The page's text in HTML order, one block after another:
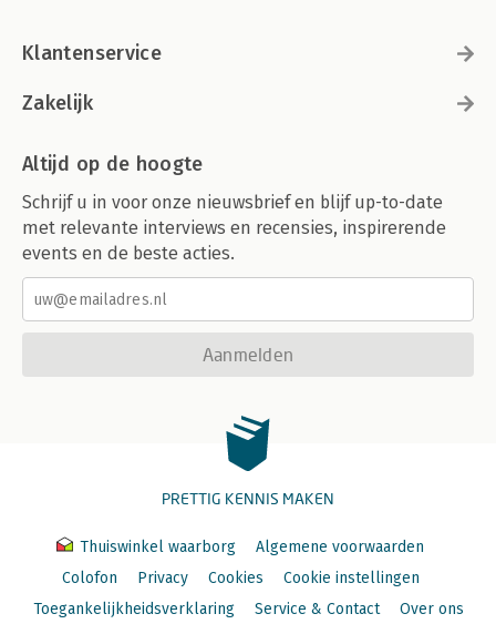
Klantenservice
Zakelijk
Altijd op de hoogte
Schrijf u in voor onze nieuwsbrief en blijf up-to-date
met relevante interviews en recensies, inspirerende
events en de beste acties.
Aanmelden
PRETTIG KENNIS MAKEN
Thuiswinkel waarborg
Algemene voorwaarden
Colofon
Privacy Cookies
Cookie instellingen
Toegankelijkheidsverklaring
Service & Contact Over ons